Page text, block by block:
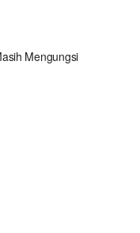
Mengungsi